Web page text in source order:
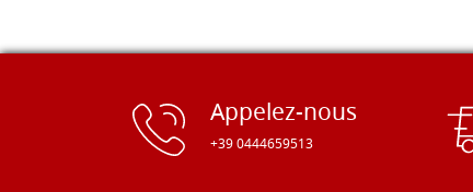
Appelez-nous
+39 0444659513